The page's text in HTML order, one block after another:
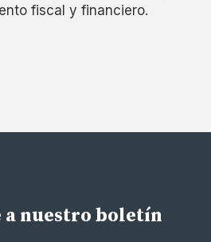
fiscal y financiero.
a nuestro boletín